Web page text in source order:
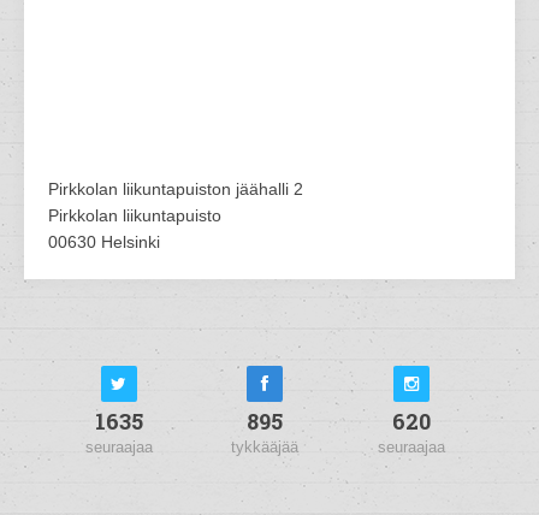
Pirkkolan liikuntapuiston jäähalli 2
Pirkkolan liikuntapuisto
00630 Helsinki
1635
seuraajaa
895
tykkääjää
620
seuraajaa